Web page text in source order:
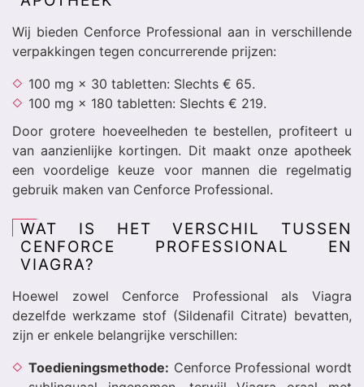
Wij bieden Cenforce Professional aan in verschillende
verpakkingen tegen concurrerende prijzen:
100 mg × 30 tabletten: Slechts € 65.
100 mg × 180 tabletten: Slechts € 219.
Door grotere hoeveelheden te bestellen, profiteert u
van aanzienlijke kortingen. Dit maakt onze apotheek
een voordelige keuze voor mannen die regelmatig
gebruik maken van Cenforce Professional.
WAT IS HET VERSCHIL TUSSEN
CENFORCE PROFESSIONAL EN
VIAGRA?
Hoewel zowel Cenforce Professional als Viagra
dezelfde werkzame stof (Sildenafil Citrate) bevatten,
zijn er enkele belangrijke verschillen:
Toedieningsmethode: Cenforce Professional wordt